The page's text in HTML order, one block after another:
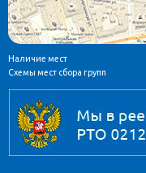
Наличие мест
Схемы мест сбора групп